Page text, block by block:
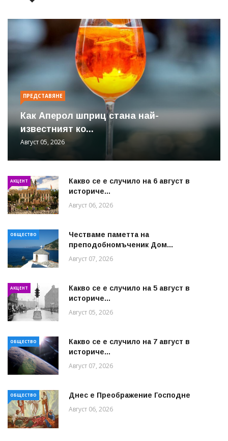
ПРЕДСТАВЯНЕ
Как Аперол шприц стана най-
известният ко...
Август 05, 2026
АКЦЕНТ
Какво се е случило на 6 август в
историче...
Август 06, 2026
ОБЩЕСТВО
Честваме паметта на
преподобномъченик Дом...
Август 07, 2026
АКЦЕНТ
Какво се е случило на 5 август в
историче...
Август 05, 2026
ОБЩЕСТВО
Какво се е случило на 7 август в
историче...
Август 07, 2026
ОБЩЕСТВО Днес е Преображение Господне
Август 06, 2026